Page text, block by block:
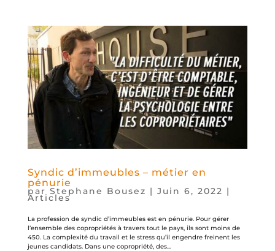
Syndic d’immeubles – métier en
pénurie
par Stephane Bousez | Juin 6, 2022 |
Articles
La profession de syndic d’immeubles est en pénurie. Pour gérer
l’ensemble des copropriétés à travers tout le pays, ils sont moins de
450. La complexité du travail et le stress qu’il engendre freinent les
jeunes candidats. Dans une copropriété, des...